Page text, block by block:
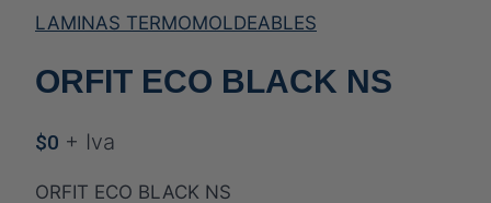
LAMINAS TERMOMOLDEABLES
ORFIT ECO BLACK NS
$0 + Iva
ORFIT ECO BLACK NS